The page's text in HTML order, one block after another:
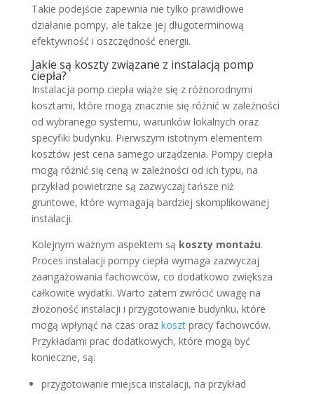
Takie podejście zapewnia nie tylko prawidłowe
działanie pompy, ale także jej długoterminową
efektywność i oszczędność energii.
Jakie są koszty związane z instalacją pomp
ciepła?
Instalacja pomp ciepła wiąże się z różnorodnymi
kosztami, które mogą znacznie się różnić w zależności
od wybranego systemu, warunków lokalnych oraz
specyfiki budynku. Pierwszym istotnym elementem
kosztów jest cena samego urządzenia. Pompy ciepła
mogą różnić się ceną w zależności od ich typu, na
przykład powietrzne są zazwyczaj tańsze niż
gruntowe, które wymagają bardziej skomplikowanej
instalacji.
Kolejnym ważnym aspektem są koszty montażu.
Proces instalacji pompy ciepła wymaga zazwyczaj
zaangażowania fachowców, co dodatkowo zwiększa
całkowite wydatki. Warto zatem zwrócić uwagę na
złożoność instalacji i przygotowanie budynku, które
mogą wpłynąć na czas oraz kosztpracy fachowców.
Przykładami prac dodatkowych, które mogą być
konieczne, są:
przygotowanie miejsca instalacji, na przykład